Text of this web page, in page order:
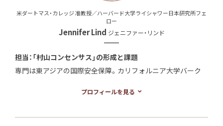
米ダートマス・カレッジ 准教授／ハーバード大学ライシャワー日本研究所フェ
ロー
Jennifer Lind ジェニファー・リンド
担当：「村山コンセンサス」の形成と課題
専門は東アジアの国際安全保障。カリフォルニア大学バーク
ローバルポリシー・ストラテジー研究科で修士（MPIA）、マサ
プロフィールを見る